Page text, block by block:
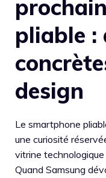
pliable :
design
Le smartphone
une curiosité
vitrine
Quand Samsung